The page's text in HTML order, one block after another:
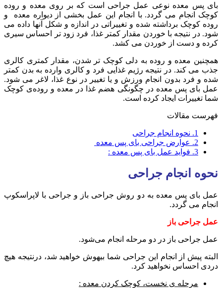
بای پس معده نوعی عمل جراحی است که بر روی معده و روده
کوچک انجام می گردد. با انجام این عمل بخشی از دیواره معده و
روده کوچک برداشته شده و تغییراتی در اندازه و شکل آنها داده می
شود. در نتیجه با خوردن مقدار کمتر غذا، فرد زود تر احساس سیری
کرده و دست از خوردن می کشد.
همچنین معده و روده به دلی کوچک تر شدن، مقدار کمتری کالری
جذب می کند. در نتیجه رژیم غذایی فرد و کالری وارده به بدن کمتر
شده و فرد بدون انجام ورزش و یا تغییر در نوع غذا، لاغر می شود.
عمل بای پس معده در چگونگی هضم غذا در معده و روده‌ی کوچک
شما تغییرات ایجاد کرده است.
فهرست مقالات
1. نحوه انجام جراحی
2.
عوارض جراحی بای پس معده
3. فواید عمل بای پس معده :
نحوه انجام جراحی
عمل بای پس معده به دو روش جراحی باز و جراحی با لاپراسکوپ
انجام می گردد.
عمل جراحی باز
عمل جراحی باز در دو مرحله انجام می‌شود.
البته پیش از انجام این جراحی شما بیهوش خواهید شد، درنتیجه هیچ
دردی احساس نخواهید کرد.
مرحله ی نخست، کوچک کردن معده :